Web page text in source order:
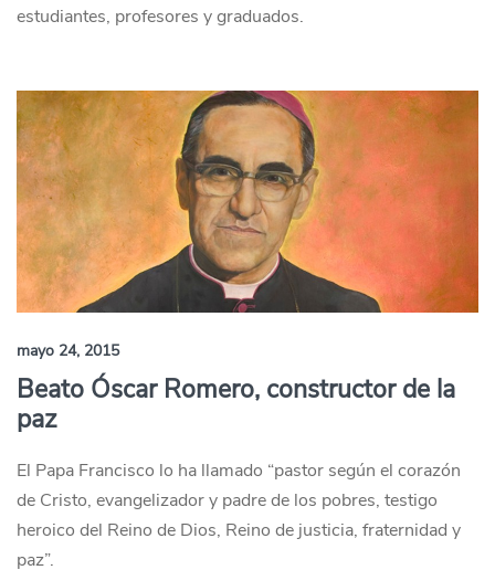
estudiantes, profesores y graduados.
mayo 24, 2015
Beato Óscar Romero, constructor de la
paz
El Papa Francisco lo ha llamado “pastor según el corazón
de Cristo, evangelizador y padre de los pobres, testigo
heroico del Reino de Dios, Reino de justicia, fraternidad y
paz”.